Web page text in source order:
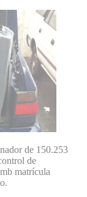
de 150.253
de
matrícula